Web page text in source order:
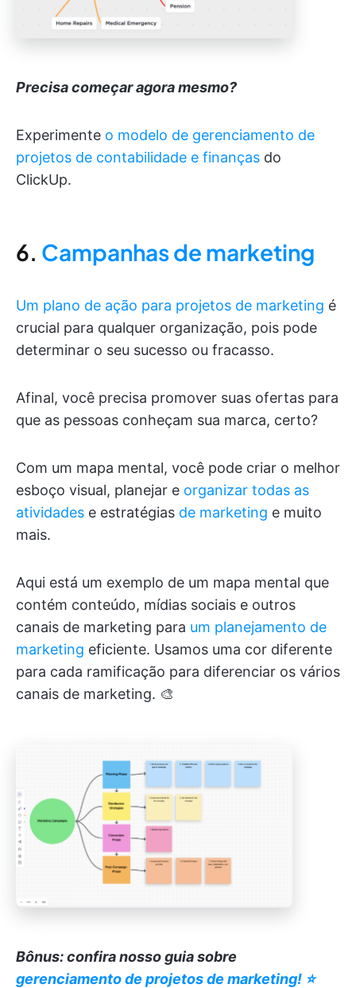
Precisa começar agora mesmo?
Experimente o modelo de gerenciamento de
projetos de contabilidade e finanças do
ClickUp.
6. Campanhas de marketing
Um plano de ação para projetos de marketing é
crucial para qualquer organização, pois pode
determinar o seu sucesso ou fracasso.
Afinal, você precisa promover suas ofertas para
que as pessoas conheçam sua marca, certo?
Com um mapa mental, você pode criar o melhor
esboço visual, planejar e organizar todas as
atividades e estratégias de marketing e muito
mais.
Aqui está um exemplo de um mapa mental que
contém conteúdo, mídias sociais e outros
canais de marketing para um planejamento de
marketing eficiente. Usamos uma cor diferente
para cada ramificação para diferenciar os vários
canais de marketing. 🎨
Bônus: confira nosso guia sobre
gerenciamento de projetos de marketing! ⭐️